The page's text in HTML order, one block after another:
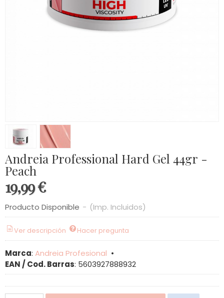
Andreia Professional Hard Gel 44gr -
Peach
19,99 €
Producto Disponible - (Imp. Incluidos)
Ver descripción Hacer pregunta
Marca: Andreia Profesional •
EAN / Cod. Barras: 5603927888932